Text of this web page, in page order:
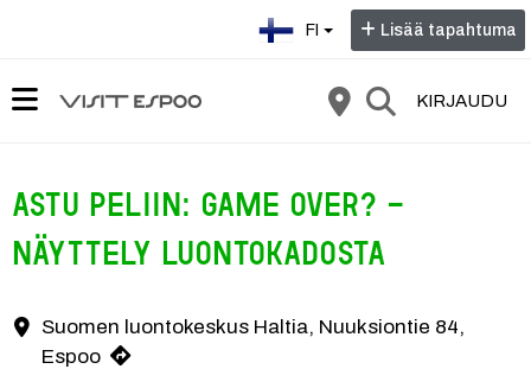
FI Lisää tapahtuma
KIRJAUDU
Astu peliin: Game Over? -
näyttely luontokadosta
Game Over? -näyttely kysyy, olemmeko jo häviämässä peliä vai
Yhteystiedot
Suomen luontokeskus Haltia, Nuuksiontie 84,
Espoo